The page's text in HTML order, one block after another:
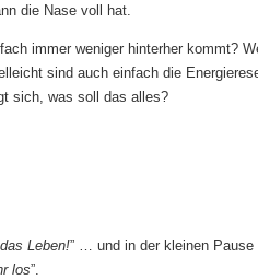
die Nase voll hat.
immer weniger hinterher kommt?
sind auch einfach die
sich, was soll das alles?
Leben!” … und in der kleinen
los”.